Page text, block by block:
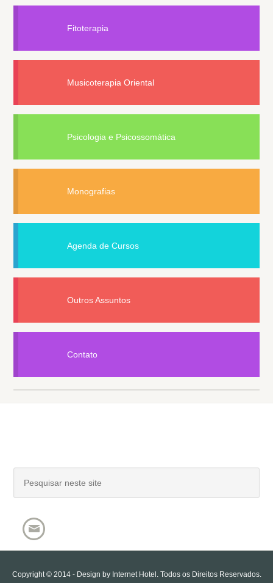
Fitoterapia
Musicoterapia Oriental
Psicologia e Psicossomática
Monografias
Agenda de Cursos
Outros Assuntos
Contato
Copyright © 2014 - Design by Internet Hotel . Todos os Direitos Reservados.